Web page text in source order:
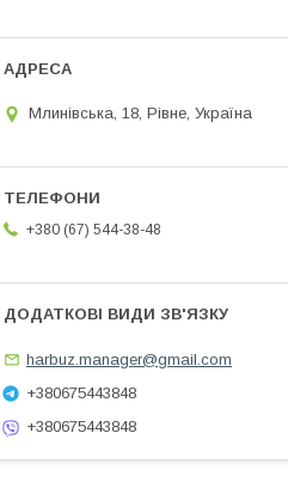
Млинівська, 18, Рівне, Україна
+380 (67) 544-38-48
harbuz.manager@gmail.com
+380675443848
+380675443848